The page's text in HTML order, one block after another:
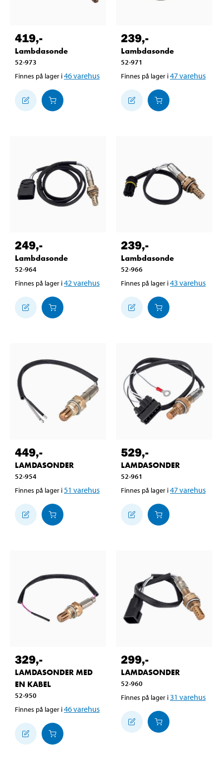
419,-
Lambdasonde
52-973
Finnes på lager i46varehus
239,-
Lambdasonde
52-971
Finnes på lager i47varehus
249,-
Lambdasonde
52-964
Finnes på lager i42 varehus
239,-
Lambdasonde
52-966
Finnes på lager i43 varehus
449,-
LAMDASONDER
52-954
Finnes på lager i 51 varehus
529,-
LAMDASONDER
52-961
Finnes på lager i47varehus
329,-
LAMDASONDER MED
EN KABEL
52-950
Finnes på lager i46varehus
299,-
LAMDASONDER
52-960
Finnes på lager i 31 varehus